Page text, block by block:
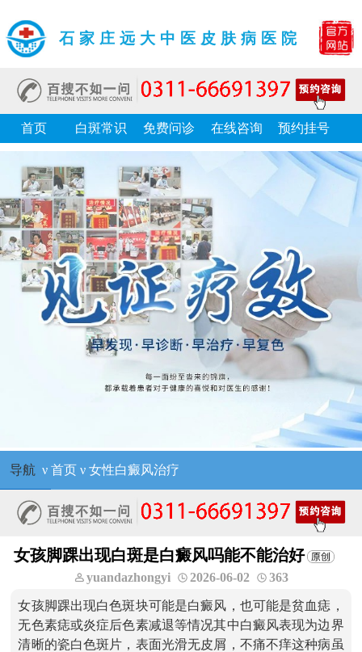
石家庄远大中医皮肤病医院
首页 白斑常识 免费问诊 在线咨询 预约挂号
导航 ν 首页ν 女性白癜风治疗
女孩脚踝出现白斑是白癜风吗能不能治好
yuandazhongyi 2026-06-02 363
女孩脚踝出现白色斑块可能是白癜风，也可能是贫血痣，
无色素痣或炎症后色素减退等情况其中白癜风表现为边界
清晰的瓷白色斑片，表面光滑无皮屑，不痛不痒这种病虽